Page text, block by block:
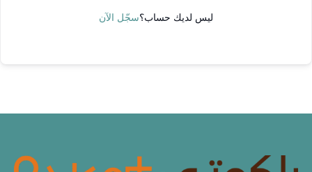
ليس لديك حساب؟سجّل الآن